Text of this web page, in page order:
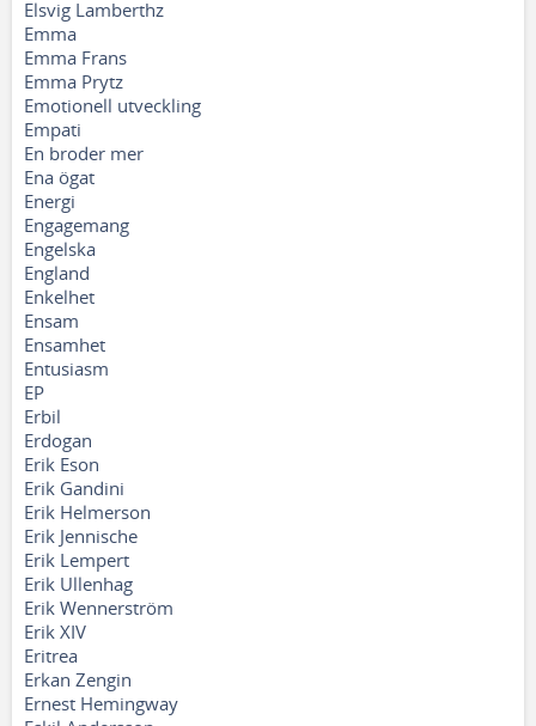
Elsvig Lamberthz
Emma
Emma Frans
Emma Prytz
Emotionell utveckling
Empati
En broder mer
Ena ögat
Energi
Engagemang
Engelska
England
Enkelhet
Ensam
Ensamhet
Entusiasm
EP
Erbil
Erdogan
Erik Eson
Erik Gandini
Erik Helmerson
Erik Jennische
Erik Lempert
Erik Ullenhag
Erik Wennerström
Erik XIV
Eritrea
Erkan Zengin
Ernest Hemingway